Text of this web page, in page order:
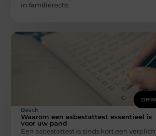
in familierecht
Beech
Waarom een asbestattest essentieel is
voor uw pand
Een asbestattest is sinds kort een